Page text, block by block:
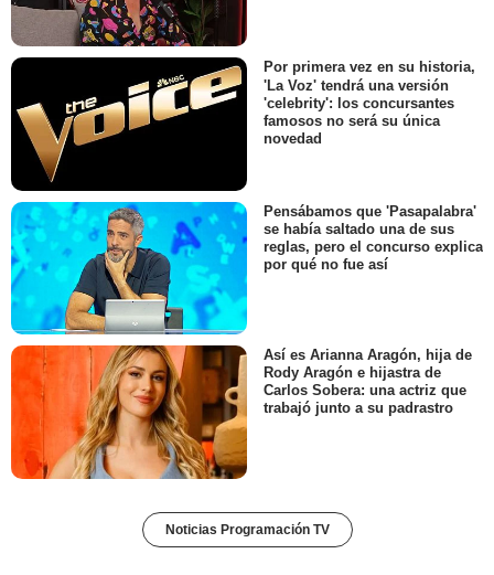
Por primera vez en su historia,
'La Voz' tendrá una versión
'celebrity': los concursantes
famosos no será su única
novedad
Pensábamos que 'Pasapalabra'
se había saltado una de sus
reglas, pero el concurso explica
por qué no fue así
Así es Arianna Aragón, hija de
Rody Aragón e hijastra de
Carlos Sobera: una actriz que
trabajó junto a su padrastro
Noticias Programación TV